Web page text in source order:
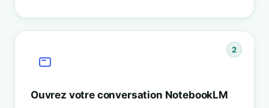
2
Ouvrez votre conversation NotebookLM